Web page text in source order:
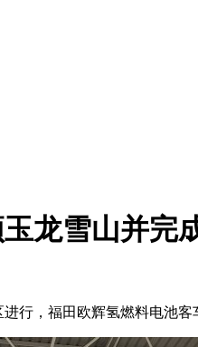
龙雪山并完
行，福田欧辉氢燃料电池客